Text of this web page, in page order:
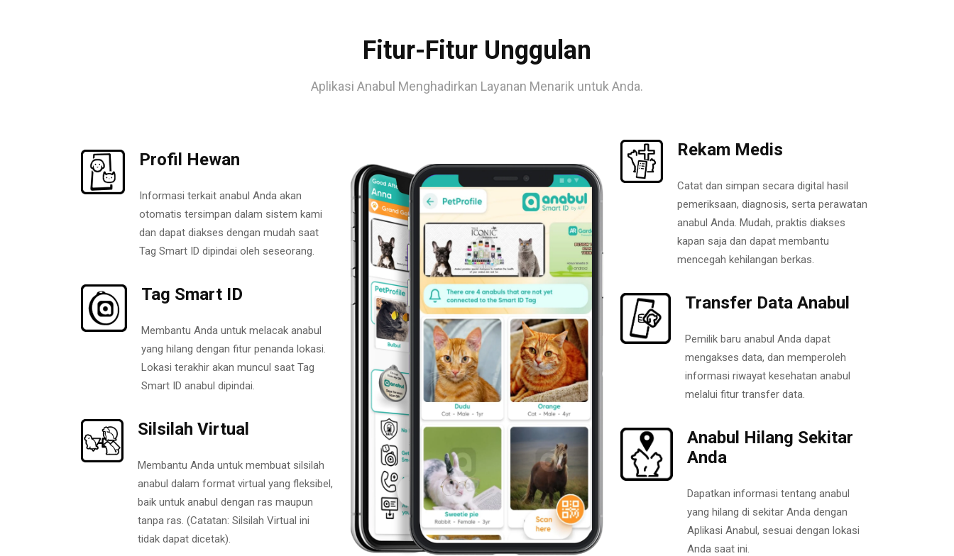
Fitur-Fitur Unggulan
Aplikasi Anabul Menghadirkan Layanan Menarik untuk Anda.
Profil Hewan
Informasi terkait anabul Anda akan
otomatis tersimpan dalam sistem kami
dan dapat diakses dengan mudah saat
Tag Smart ID dipindai oleh seseorang.
Tag Smart ID
Membantu Anda untuk melacak anabul
yang hilang dengan fitur penanda lokasi.
Lokasi terakhir akan muncul saat Tag
Smart ID anabul dipindai.
Silsilah Virtual
Membantu Anda untuk membuat silsilah
anabul dalam format virtual yang fleksibel,
baik untuk anabul dengan ras maupun
tanpa ras. (Catatan: Silsilah Virtual ini
tidak dapat dicetak).
Rekam Medis
Catat dan simpan secara digital hasil
pemeriksaan, diagnosis, serta perawatan
anabul Anda. Mudah, praktis diakses
kapan saja dan dapat membantu
mencegah kehilangan berkas.
Transfer Data Anabul
Pemilik baru anabul Anda dapat
mengakses data, dan memperoleh
informasi riwayat kesehatan anabul
melalui fitur transfer data.
Anabul Hilang Sekitar
Anda
Dapatkan informasi tentang anabul
yang hilang di sekitar Anda dengan
Aplikasi Anabul, sesuai dengan lokasi
Anda saat ini.